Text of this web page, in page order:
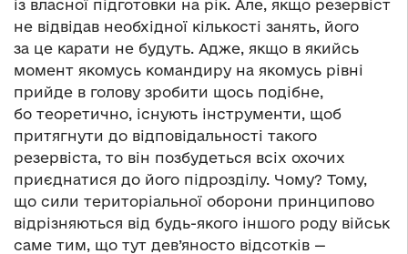
із власної підготовки на рік. Але, якщо резервіст
не відвідав необхідної кількості занять, його
за це карати не будуть. Адже, якщо в якийсь
момент якомусь командиру на якомусь рівні
прийде в голову зробити щось подібне,
бо теоретично, існують інструменти, щоб
притягнути до відповідальності такого
резервіста, то він позбудеться всіх охочих
приєднатися до його підрозділу. Чому? Тому,
що сили територіальної оборони принципово
відрізняються від будь-якого іншого роду військ
саме тим, що тут дев’яносто відсотків —